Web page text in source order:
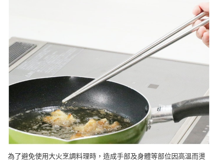
為了避免使用大火烹調料理時，造成手部及身體等部位因高溫而燙